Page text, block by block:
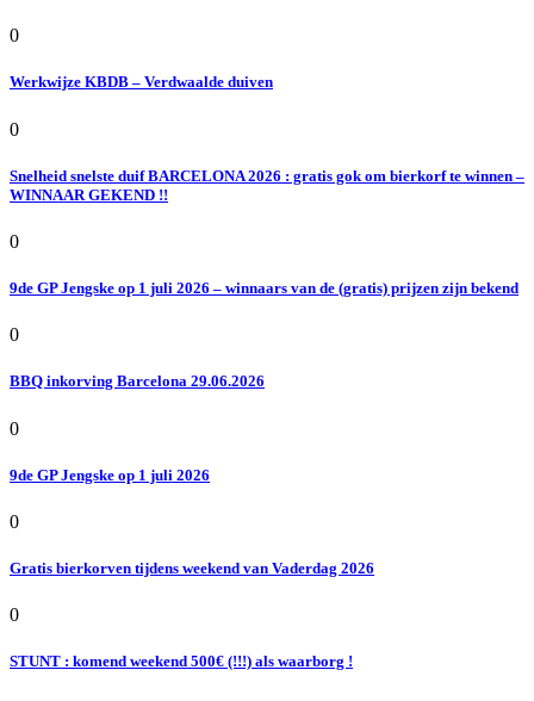
0
Werkwijze KBDB – Verdwaalde duiven
0
Snelheid snelste duif BARCELONA 2026 : gratis gok om bierkorf te winnen –
WINNAAR GEKEND !!
0
9de GP Jengske op 1 juli 2026 – winnaars van de (gratis) prijzen zijn bekend
0
BBQ inkorving Barcelona 29.06.2026
0
9de GP Jengske op 1 juli 2026
0
Gratis bierkorven tijdens weekend van Vaderdag 2026
0
STUNT : komend weekend 500€ (!!!) als waarborg !